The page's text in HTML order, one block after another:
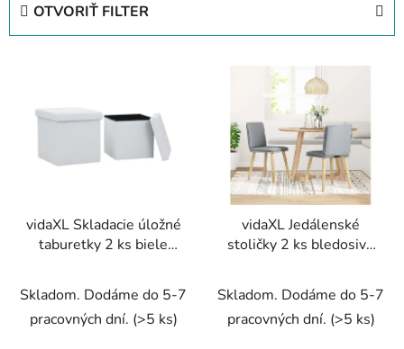
OTVORIŤ FILTER
vidaXL Skladacie úložné
taburetky 2 ks biele
Skladom. Dodáme do 5-7
pracovných dní. (>5 ks)
vidaXL Jedálenské
stoličky 2 ks bledosivé
Skladom. Dodáme do 5-7
pracovných dní. (>5 ks)